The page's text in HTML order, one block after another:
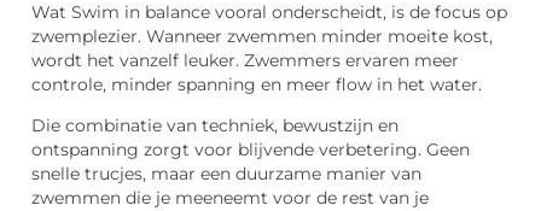
Wat Swim in balance vooral onderscheidt, is de focus op
zwemplezier. Wanneer zwemmen minder moeite kost,
wordt het vanzelf leuker. Zwemmers ervaren meer
controle, minder spanning en meer flow in het water.
Die combinatie van techniek, bewustzijn en
ontspanning zorgt voor blijvende verbetering. Geen
snelle trucjes, maar een duurzame manier van
zwemmen die je meeneemt voor de rest van je